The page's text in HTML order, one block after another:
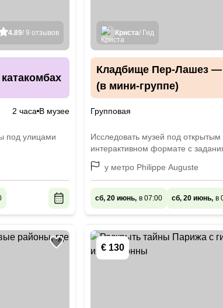
4.89/ 9 отзывов
2 часа В музее
под улицами
Криста/ Гид
Кладбище Пер-Лашез —
(в мини-группе)
Групповая
Исследовать музей под
интерактивном формате с
у метро Philippe Auguste
сб, 20 июнь, в 07:00 сб, 20 июнь, в
€ 130